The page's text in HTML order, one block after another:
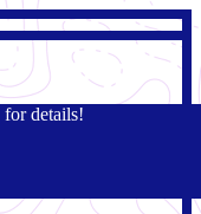
for details!